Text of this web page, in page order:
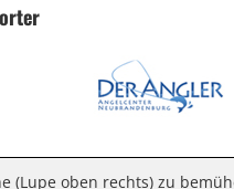
oben rechts) zu